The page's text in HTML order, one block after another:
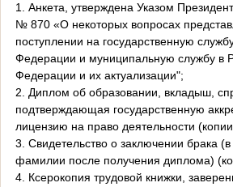
1. Анкета, утверждена Указом
№ 870 «О некоторых вопросах
поступлении на государственную
Федерации и муниципальную службу в
Федерации и их актуализации";
2. Диплом об образовании, вкладыш,
подтверждающая государственную
лицензию на право деятельности
3. Свидетельство о заключении брака
фамилии после получения диплома)
4. Ксерокопия трудовой книжки,